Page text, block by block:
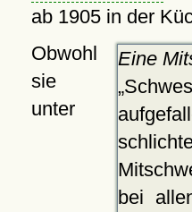
ab 1905 in der
Eine
bei
Obwohl
sie
unter